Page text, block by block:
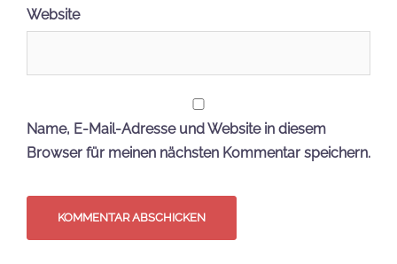
Folge uns
youtubeinstagram
twitterfacebook
Besucht unseren Onlineshop!